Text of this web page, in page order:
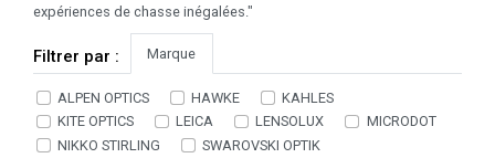
expériences de chasse inégalées."
Filtrer par : Marque
ALPEN OPTICS HAWKE
KAHLES
KITE OPTICS
LEICA LENSOLUX
MICRODOT
NIKKO STIRLING
SWAROVSKI OPTIK